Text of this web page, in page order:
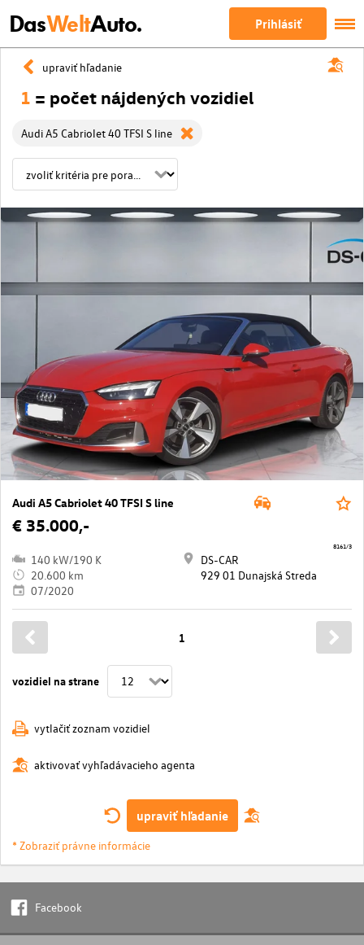
DasWeltAuto. Prihlásiť
upraviť hľadanie
1 = počet nájdených vozidiel
Audi A5 Cabriolet 40 TFSI S line
Audi A5 Cabriolet 40 TFSI S line
€ 35.000,-
140 kW/190 K
20.600 km
07/2020
DS-CAR
929 01 Dunajská Streda
8161/3
vozidiel na strane
1
vytlačiť zoznam vozidiel
aktivovať vyhľadávacieho agenta
upraviť hľadanie
* Zobraziť právne informácie
Facebook